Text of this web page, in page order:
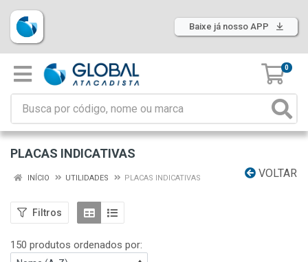
Baixe já nosso APP
0
PLACAS INDICATIVAS
VOLTAR
INÍCIO UTILIDADES PLACAS INDICATIVAS
Filtros
150 produtos ordenados por: